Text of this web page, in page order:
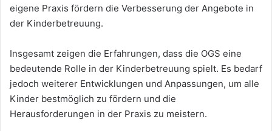
eigene Praxis fördern die Verbesserung der Angebote in
der Kinderbetreuung.
Insgesamt zeigen die Erfahrungen, dass die OGS eine
bedeutende Rolle in der Kinderbetreuung spielt. Es bedarf
jedoch weiterer Entwicklungen und Anpassungen, um alle
Kinder bestmöglich zu fördern und die
Herausforderungen in der Praxis zu meistern.